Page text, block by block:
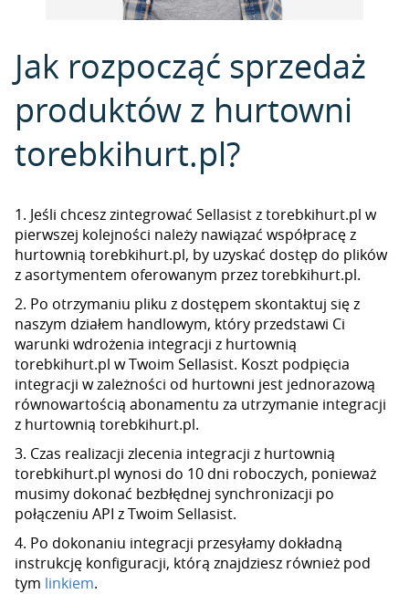
Jak rozpocząć sprzedaż
produktów z hurtowni
torebkihurt.pl?
1. Jeśli chcesz zintegrować Sellasist z torebkihurt.pl w
pierwszej kolejności należy nawiązać współpracę z
hurtownią torebkihurt.pl, by uzyskać dostęp do plików
z asortymentem oferowanym przez torebkihurt.pl.
2. Po otrzymaniu pliku z dostępem skontaktuj się z
naszym działem handlowym, który przedstawi Ci
warunki wdrożenia integracji z hurtownią
torebkihurt.pl w Twoim Sellasist. Koszt podpięcia
integracji w zależności od hurtowni jest jednorazową
równowartością abonamentu za utrzymanie integracji
z hurtownią torebkihurt.pl.
3. Czas realizacji zlecenia integracji z hurtownią
torebkihurt.pl wynosi do 10 dni roboczych, ponieważ
musimy dokonać bezbłędnej synchronizacji po
połączeniu API z Twoim Sellasist.
4. Po dokonaniu integracji przesyłamy dokładną
instrukcję konfiguracji, którą znajdziesz również pod
tym linkiem.